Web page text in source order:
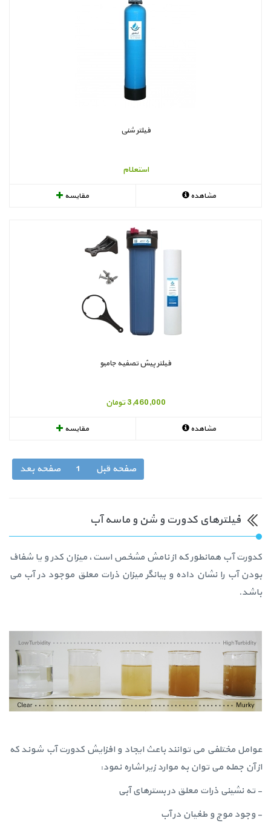
فیلتر شنی
استعلام
مقایسه مشاهده
فیلتر پیش تصفیه جامبو
3,460,000 تومان
مقایسه مشاهده
صفحه قبل 1 صفحه بعد
فیلترهای کدورت و شن و ماسه آب
کدورت آب همانطور که از نامش مشخص است، میزان کدر و یا شفاف
بودن آب را نشان داده و بیانگر میزان ذرات معلق موجود در آب می
باشد.
عوامل مختلفی می توانند باعث ایجاد و افزایش کدورت آب شوند که
از آن جمله می توان به موارد زیر اشاره نمود:
- ته نشینی ذرات معلق در بسترهای آبی
- وجود موج و طغیان در آب